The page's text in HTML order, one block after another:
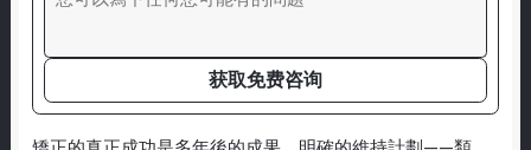
获取免费咨询